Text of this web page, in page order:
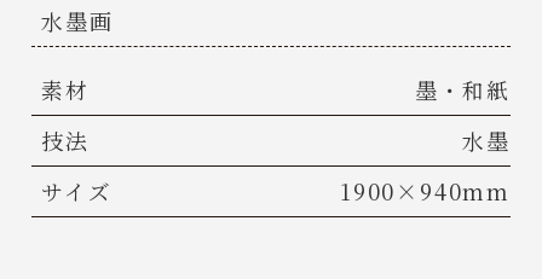
水墨画
素材
墨・和紙
技法
水墨
サイズ
1900×940mm